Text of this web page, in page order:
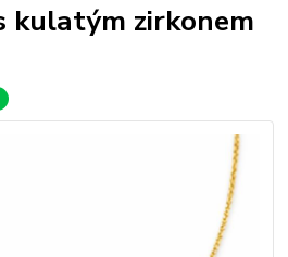
kulatým zirkonem